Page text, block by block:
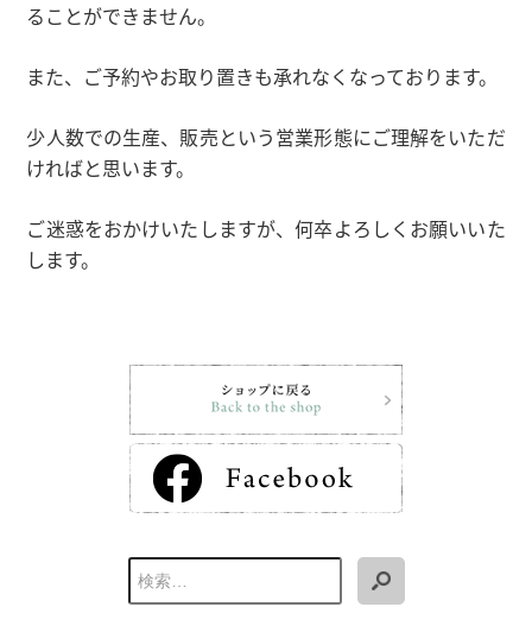
ることができません。
また、ご予約やお取り置きも承れなくなっております。
少人数での生産、販売という営業形態にご理解をいただ
ければと思います。
ご迷惑をおかけいたしますが、何卒よろしくお願いいた
します。